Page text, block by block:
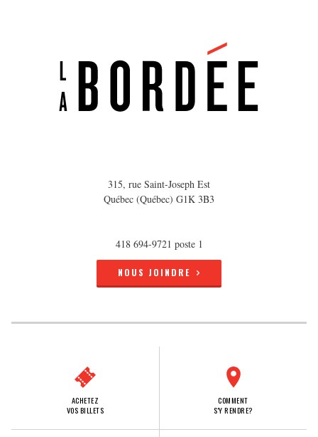
315, rue Saint-Joseph Est
Québec (Québec) G1K 3B3
418 694-9721 poste 1
NOUS JOINDRE
ACHETEZ
VOS BILLETS
COMMENT
S'Y RENDRE?